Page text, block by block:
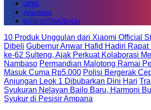
OPINI
Advertorial
KOTA KOTAMOBAGU
10 Produk Unggulan dari Xiaomi Official
Dibeli Gubernur Anwar Hafid Hadiri
ke-62 Sulteng, Ajak Perkuat Kolaborasi
Nambaso Permandian Malotong Ramai
Masuk Cuma Rp5.000 Polisi Bergerak
Anjungan Leok 1 Dibubarkan Dini Hari
Syukuran Nelayan Bailo Baru, Harmoni
Syukur di Pesisir Ampana